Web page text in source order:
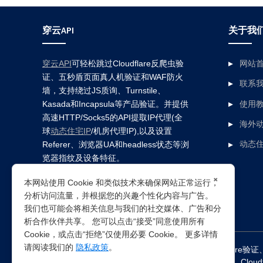
穿云API
穿云API可轻松跳过Cloudflare反爬虫验
证、五秒盾页面真人机验证和WAF防火
墙，支持绕过JS质询、Turnstile、
Kasada和Incapsula等产品验证。并提供
高速HTTP/Socks5的API提取IP代理(全
球动态住宅IP/机房代理IP),以及设置
Referer、浏览器UA和headless状态等浏
览器指纹及设备特征。
关于我
网站
联系
使用
海外
动态
突破所有反Anti-bot机器人检查，轻松 绕过cloudflare验证
×
本网站使用 Cookie 和类似技术来确保网站正常运行，
分析访问流量，并根据您的兴趣个性化内容与广告。
我们也可能会将相关信息与我们的社交媒体、广告和分
析合作伙伴共享。 您可以点击“接受”同意使用所有
Cookie，或点击“拒绝”仅使用必要 Cookie。 更多详情
请阅读我们的 隐私政策。